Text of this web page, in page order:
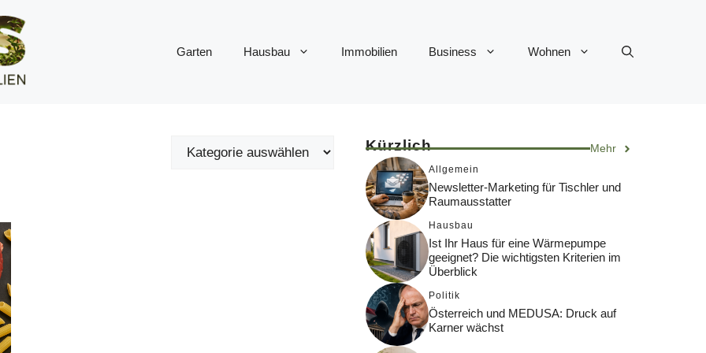
Garten Hausbau Immobilien Business Wohnen
Kürzlich Mehr
Allgemein
Newsletter-Marketing für Tischler und
Raumausstatter
Hausbau
Ist Ihr Haus für eine Wärmepumpe
geeignet? Die wichtigsten Kriterien im
Überblick
Politik
Österreich und MEDUSA: Druck auf
Karner wächst